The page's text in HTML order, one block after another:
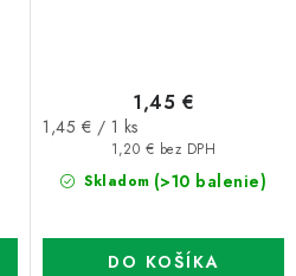
Skladom (>10 balenie)
1,20 € bez DPH
1,45 €
Jednotková
1,45 € / 1 ks
DO KOŠÍKA